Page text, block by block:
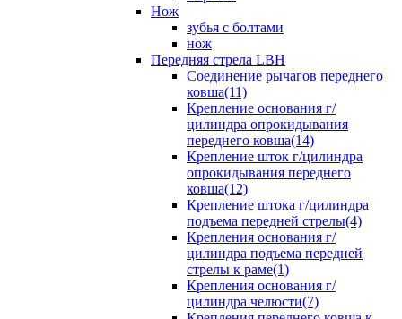
Нож
зубья с болтами
нож
Передняя стрела LBH
Cоединение рычагов переднего
ковша(11)
Крепление основания г/
цилиндра опрокидывания
переднего ковша(14)
Крепление шток г/цилиндра
опрокидывания переднего
ковша(12)
Крепление штока г/цилиндра
подъема передней стрелы(4)
Крепления основания г/
цилиндра подъема передней
стрелы к раме(1)
Крепления основания г/
цилиндра челюсти(7)